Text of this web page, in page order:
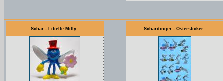
Schär - Libelle Milly Schärdinger - Ostersticker